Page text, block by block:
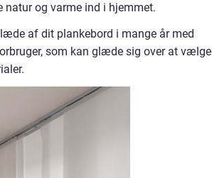
natur og varme ind i hjemmet.
af dit plankebord i mange år med
som kan glæde sig over at vælge